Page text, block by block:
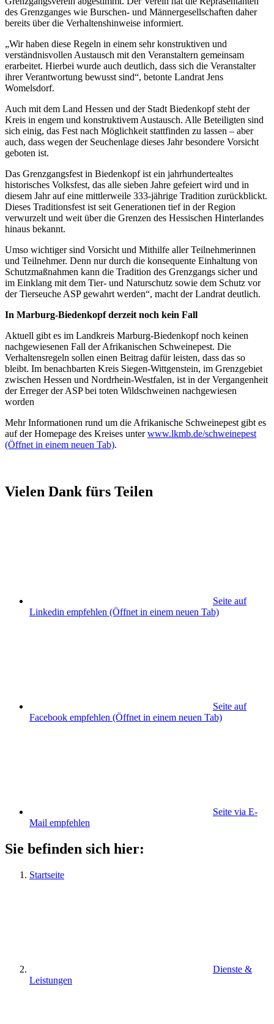
des Grenzganges wie Burschen- und Männergesellschaften daher
bereits über die Verhaltenshinweise informiert.
„Wir haben diese Regeln in einem sehr konstruktiven und
verständnisvollen Austausch mit den Veranstaltern gemeinsam
erarbeitet. Hierbei wurde auch deutlich, dass sich die Veranstalter
ihrer Verantwortung bewusst sind“, betonte Landrat Jens
Womelsdorf.
Auch mit dem Land Hessen und der Stadt Biedenkopf steht der
Kreis in engem und konstruktivem Austausch. Alle Beteiligten sind
sich einig, das Fest nach Möglichkeit stattfinden zu lassen – aber
auch, dass wegen der Seuchenlage dieses Jahr besondere Vorsicht
geboten ist.
Das Grenzgangsfest in Biedenkopf ist ein jahrhundertealtes
historisches Volksfest, das alle sieben Jahre gefeiert wird und in
diesem Jahr auf eine mittlerweile 333-jährige Tradition zurückblickt.
Dieses Traditionsfest ist seit Generationen tief in der Region
verwurzelt und weit über die Grenzen des Hessischen Hinterlandes
hinaus bekannt.
Umso wichtiger sind Vorsicht und Mithilfe aller Teilnehmerinnen
und Teilnehmer. Denn nur durch die konsequente Einhaltung von
Schutzmaßnahmen kann die Tradition des Grenzgangs sicher und
im Einklang mit dem Tier- und Naturschutz sowie dem Schutz vor
der Tierseuche ASP gewahrt werden“, macht der Landrat deutlich.
In Marburg-Biedenkopf derzeit noch kein Fall
Aktuell gibt es im Landkreis Marburg-Biedenkopf noch keinen
nachgewiesenen Fall der Afrikanischen Schweinepest. Die
Verhaltensregeln sollen einen Beitrag dafür leisten, dass das so
bleibt. Im benachbarten Kreis Siegen-Wittgenstein, im Grenzgebiet
zwischen Hessen und Nordrhein-Westfalen, ist in der Vergangenheit
der Erreger der ASP bei toten Wildschweinen nachgewiesen
worden
Mehr Informationen rund um die Afrikanische Schweinepest gibt es
auf der Homepage des Kreises unterwww.lkmb.de/schweinepest
(Öffnet in einem neuen Tab).
Vielen Dank fürs Teilen
Seite auf
Linkedin empfehlen (Öffnet in einem neuen Tab)
Seite auf
Facebook empfehlen (Öffnet in einem neuen Tab)
Seite via E-
Mail empfehlen
Sie befinden sich hier:
Startseite
Dienste &
Leistungen